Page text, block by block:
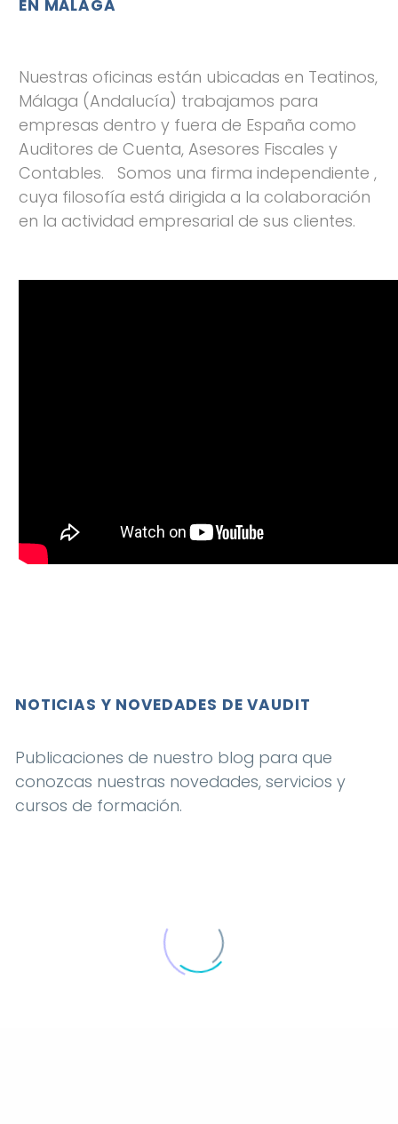
EN MÁLAGA
Nuestras oficinas están ubicadas en Teatinos,
Málaga (Andalucía) trabajamos para
empresas dentro y fuera de España como
Auditores de Cuenta, Asesores Fiscales y
Contables. Somos una firma independiente ,
cuya filosofía está dirigida a la colaboración
en la actividad empresarial de sus clientes.
NOTICIAS Y NOVEDADES DE VAUDIT
Publicaciones de nuestro blog para que
conozcas nuestras novedades, servicios y
cursos de formación.